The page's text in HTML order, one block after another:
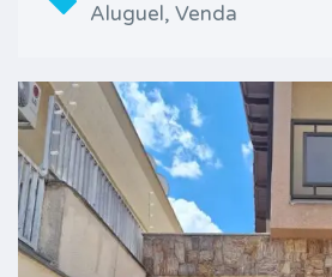
Aluguel, Venda